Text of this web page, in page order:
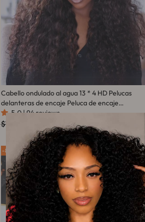
Cabello ondulado al agua 13 * 4 HD Pelucas
delanteras de encaje Peluca de encaje
transparente sin cola Línea de cabello
desplumada-Amanda Hair
5.0 | 94 reviews
Precio
$187.60
de
oferta
80%